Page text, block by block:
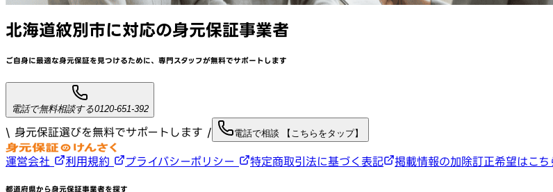
北海道紋別市に対応の身元保証事業者
ご自身に最適な身元保証を見つけるために、 専門スタッフが無料でサポートします
電話で無料相談する0120-651-392
\ 身元保証選びを無料でサポートします / 電話で相談 【こちらをタップ】
運営会社 利用規約 プライバシーポリシー 特定商取引法に基づく表記 掲載情報の加除訂正希望はこち
都道府県から身元保証事業者を探す